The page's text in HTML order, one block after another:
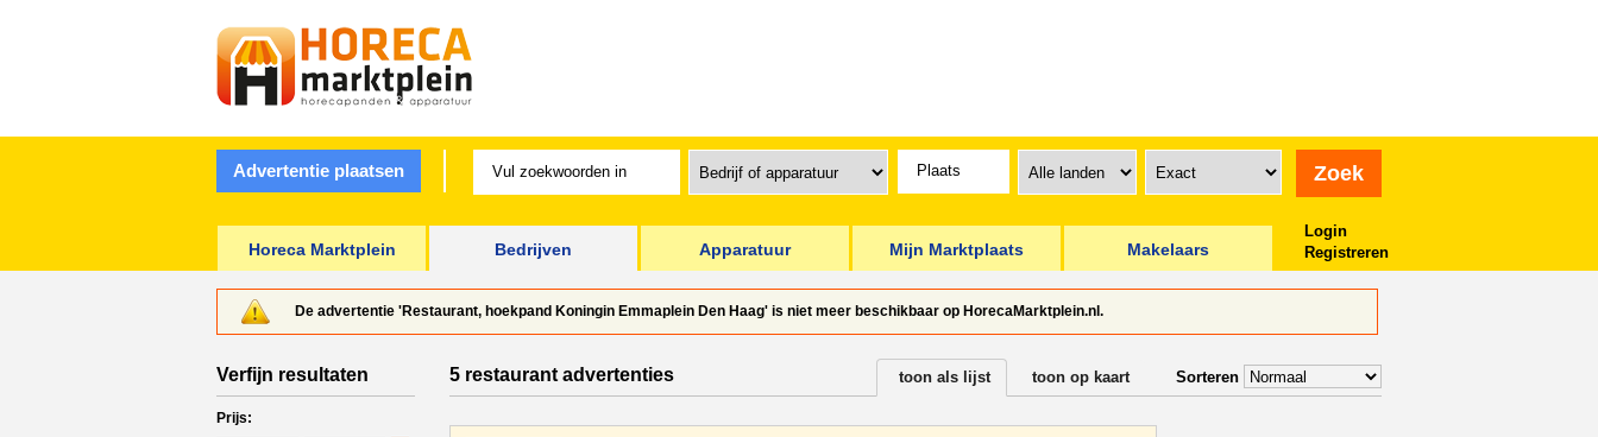
Advertentie plaatsen
Horeca Marktplein Bedrijven Apparatuur Mijn Marktplaats Makelaars
Login
Registreren
De advertentie 'Restaurant, hoekpand Koningin Emmaplein Den Haag' is niet meer beschikbaar op HorecaMarktplein.nl.
Verfijn resultaten
Prijs:
5 restaurant advertenties Sorteren
toon als lijst toon op kaart